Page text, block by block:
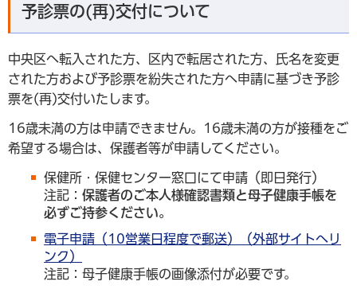
予診票の(再)交付について
中央区へ転入された方、区内で転居された方、氏名を変更
された方および予診票を紛失された方へ申請に基づき予診
票を(再)交付いたします。
16歳未満の方は申請できません。16歳未満の方が接種をご
希望する場合は、保護者等が申請してください。
保健所・保健センター窓口にて申請（即日発行）
注記： 保護者のご本人様確認書類と母子健康手帳を
必ずご持参ください。
電子申請（10営業日程度で郵送）（外部サイトへリ
ンク）
注記：母子健康手帳の画像添付が必要です。